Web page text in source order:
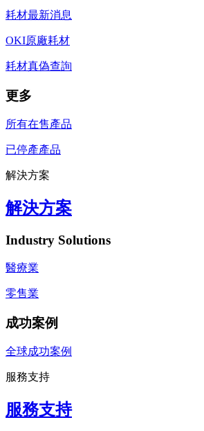
耗材最新消息
OKI原廠耗材
耗材真偽查詢
更多
所有在售產品
已停產產品
解決方案
解決方案
Industry Solutions
醫療業
零售業
成功案例
全球成功案例
服務支持
服務支持